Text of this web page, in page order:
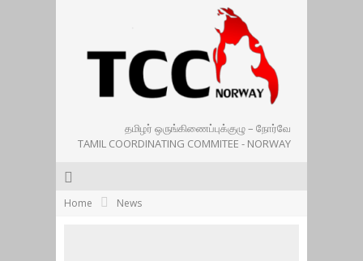
தமிழர் ஒருங்கிணைப்புக்குழு – நோர்வே
TAMIL COORDINATING COMMITEE - NORWAY
Home News